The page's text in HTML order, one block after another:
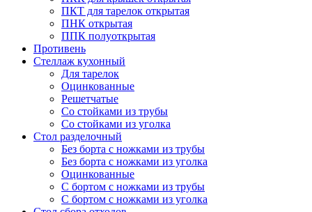
ПКТ для тарелок открытая
ПНК открытая
ППК полуоткрытая
Противень
Стеллаж кухонный
Для тарелок
Оцинкованные
Решетчатые
Со стойками из трубы
Со стойками из уголка
Стол разделочный
Без борта с ножками из трубы
Без борта с ножками из уголка
Оцинкованные
С бортом с ножками из трубы
С бортом с ножками из уголка